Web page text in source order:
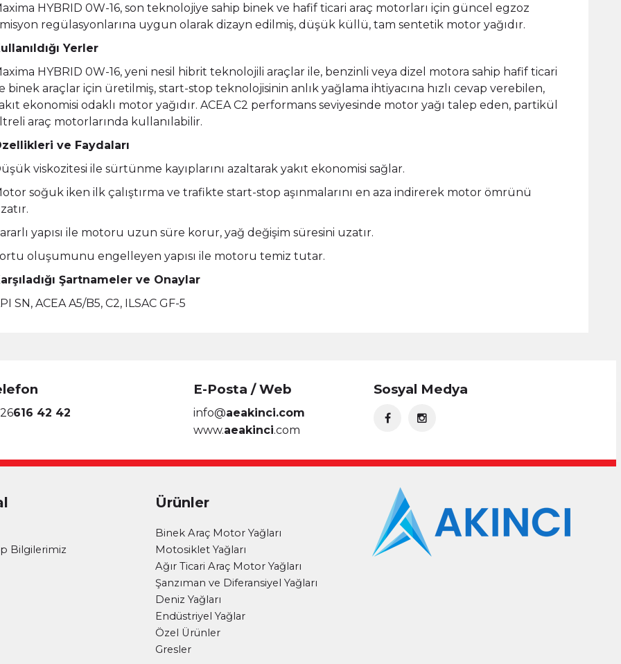
HYBRID 0W-16, son teknolojiye sahip binek ve hafif ticari araç motorları için güncel egzoz
regülasyonlarına uygun olarak dizayn edilmiş, düşük küllü, tam sentetik motor yağıdır.
Yerler
HYBRID 0W-16, yeni nesil hibrit teknolojili araçlar ile, benzinli veya dizel motora sahip hafif ticari
binek araçlar için üretilmiş, start-stop teknolojisinin anlık yağlama ihtiyacına hızlı cevap verebilen,
ekonomisi odaklı motor yağıdır. ACEA C2 performans seviyesinde motor yağı talep eden, partikül
araç motorlarında kullanılabilir.
ve Faydaları
viskozitesi ile sürtünme kayıplarını azaltarak yakıt ekonomisi sağlar.
soğuk iken ilk çalıştırma ve trafikte start-stop aşınmalarını en aza indirerek motor ömrünü
yapısı ile motoru uzun süre korur, yağ değişim süresini uzatır.
oluşumunu engelleyen yapısı ile motoru temiz tutar.
Şartnameler ve Onaylar
SN, ACEA A5/B5, C2, ILSAC GF-5
616 42 42
E-Posta / Web
info@aeakinci.com
www.aeakinci.com
Sosyal Medya
Bilgilerimiz
Ürünler
Binek Araç Motor Yağları
Motosiklet Yağları
Ağır Ticari Araç Motor Yağları
Şanzıman ve Diferansiyel Yağları
Deniz Yağları
Endüstriyel Yağlar
Özel Ürünler
Gresler